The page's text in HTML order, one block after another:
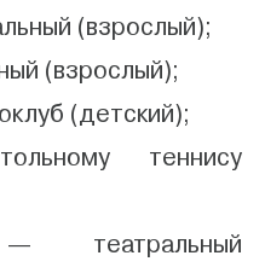
(взрослый);
(взрослый);
(детский);
теннису